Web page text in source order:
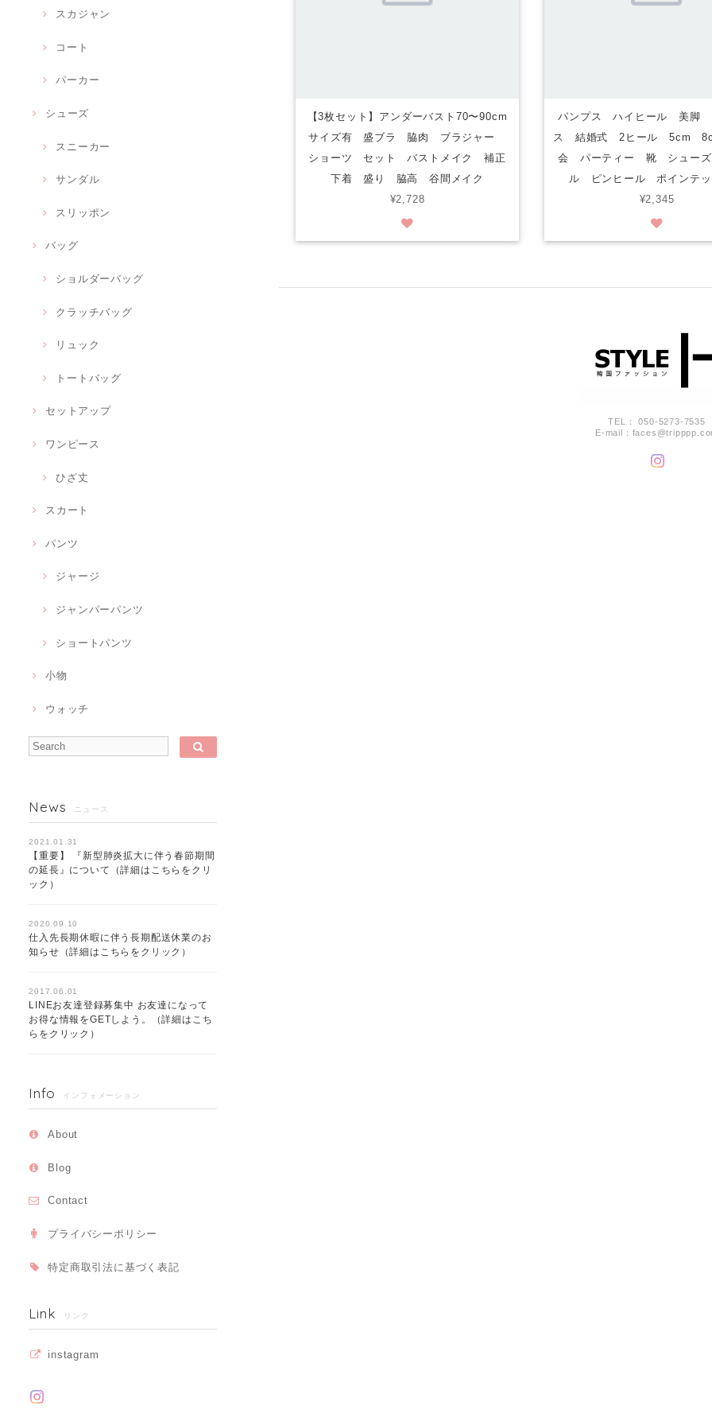
スカジャン
コート
パーカー
シューズ
スニーカー
サンダル
スリッポン
バッグ
ショルダーバッグ
クラッチバッグ
リュック
トートバッグ
セットアップ
ワンピース
ひざ丈
スカート
パンツ
ジャージ
ジャンパーパンツ
ショートパンツ
小物
ウォッチ
News ニュース
2021.01.31
【重要】 『新型肺炎拡大に伴う春節期間
の延長』について（詳細はこちらをクリ
ック）
2020.09.10
仕入先長期休暇に伴う長期配送休業のお
知らせ（詳細はこちらをクリック）
2017.06.01
LINEお友達登録募集中 お友達になって
お得な情報をGETしよう。（詳細はこち
らをクリック）
Info インフォメーション
About
Blog
Contact
プライバシーポリシー
特定商取引法に基づく表記
Link リンク
instagram
【3枚セット】アンダーバスト70〜90cm
サイズ有 盛ブラ 脇肉 ブラジャー
ショーツ セット バストメイク 補正
下着 盛り 脇高 谷間メイク
¥2,728
パンプス ハイヒール 美脚
ス 結婚式 2ヒール 5cm
会 パーティー 靴 シュー
ル ピンヒール ポインテッ
¥2,345
TEL： 050-5273-7535
E-mail：